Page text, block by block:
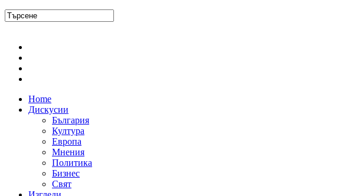
Home
Дискусии
България
Култура
Европа
Мнения
Политика
Бизнес
Свят